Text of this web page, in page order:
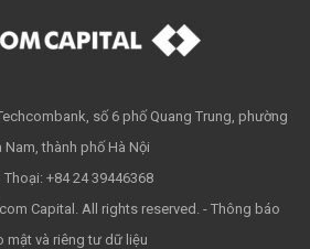
số 6 phố Quang Trung, phường
Nam, thành phố Hà Nội
+84 24 39446368
Capital. All rights reserved. - Thông báo
mật và riêng tư dữ liệu